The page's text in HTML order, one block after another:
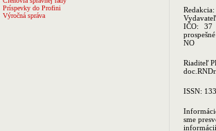
Príspevky do Profini
Výročná správa
Redakcia:
IČO: 37
NO
Riaditeľ
ISSN:
sme